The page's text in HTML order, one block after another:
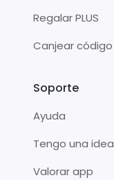
Regalar PLUS
Canjear código
Soporte
Ayuda
Tengo una idea
Valorar app